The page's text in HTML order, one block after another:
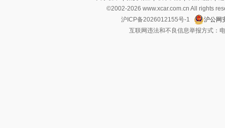
©2002-2026 www.xcar.com.cn All rights
沪ICP备2026012155号-1
沪公网
互联网违法和不良信息举报方式：